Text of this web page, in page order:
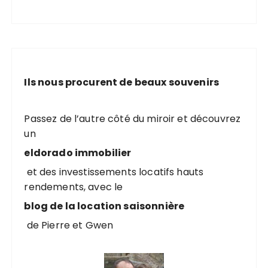
Ils nous procurent de beaux souvenirs
Passez de l’autre côté du miroir et découvrez
un
eldorado immobilier
et des investissements locatifs hauts
rendements, avec le
blog de la location saisonnière
de Pierre et Gwen